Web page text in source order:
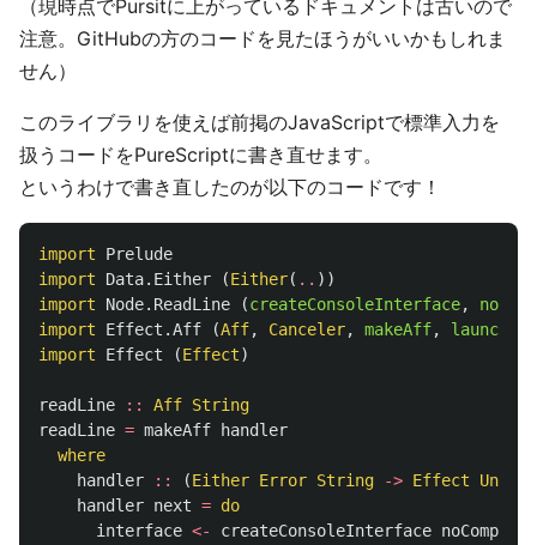
（現時点でPursitに上がっているドキュメントは古いので
注意。GitHubの方のコードを見たほうがいいかもしれま
せん）
このライブラリを使えば前掲のJavaScriptで標準入力を
扱うコードをPureScriptに書き直せます。
というわけで書き直したのが以下のコードです！
import
Prelude
import
Data.Either (Either( .. ))
import
Node.ReadLine (createConsoleInterface,
import
Effect.Aff (Aff, Canceler, makeAff,
import
Effect (Effect)
readLine :: Aff String
readLine = makeAff
handler
where
handler
:: (Either Error String -> Effect Unit
handler next = do
interface <- createConsoleInterface